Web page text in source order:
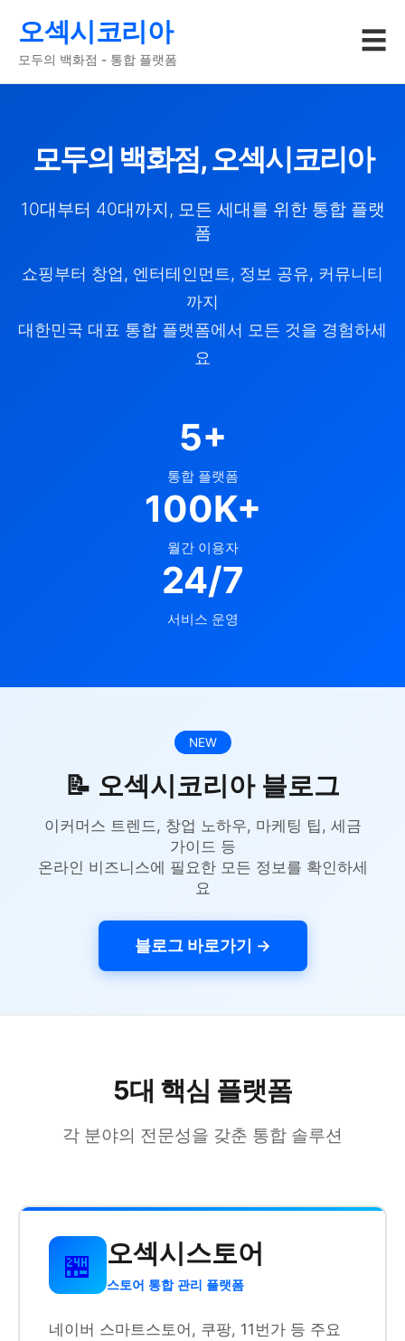
오섹시코리아
모두의 백화점 - 통합 플랫폼
☰
모두의 백화점, 오섹시코리아
10대부터 40대까지, 모든 세대를 위한 통합 플랫
폼
쇼핑부터 창업, 엔터테인먼트, 정보 공유, 커뮤니티
까지
대한민국 대표 통합 플랫폼에서 모든 것을 경험하세
요
5+
통합 플랫폼
100K+
월간 이용자
24/7
서비스 운영
NEW
📝 오섹시코리아 블로그
이커머스 트렌드, 창업 노하우, 마케팅 팁, 세금
가이드 등
온라인 비즈니스에 필요한 모든 정보를 확인하세
요
블로그 바로가기 →
5대 핵심 플랫폼
각 분야의 전문성을 갖춘 통합 솔루션
🏪 오섹시스토어
스토어 통합 관리 플랫폼
네이버 스마트스토어, 쿠팡, 11번가 등 주요